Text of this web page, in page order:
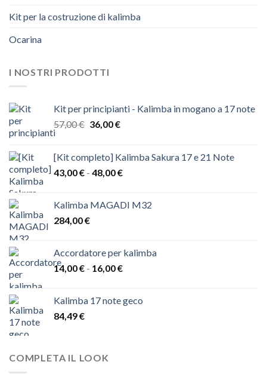
Kit per la costruzione di kalimba
Ocarina
I NOSTRI PRODOTTI
Kit per principianti - Kalimba in mogano a 17 note
57,00€ Il
era:
57,00 €.
36,00€Il
è:
36,00 €.
[Kit completo] Kalimba Sakura 17 e 21 Note
43,00€ - 48,00€Fascia
da
48,00 €
Kalimba MAGADI M32
284,00€
Accordatore per kalimba
14,00€ - 16,00€Fascia
da
Kalimba 17 note geco
84,49€
COMPLETA IL LOOK